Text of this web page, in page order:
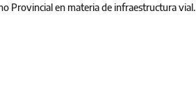
Provincial en materia de infraestructura vial.